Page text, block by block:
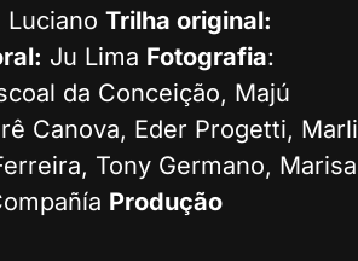
Luciano Trilha original:
Ju Lima Fotografia:
da Conceição, Majú
Canova, Eder Progetti, Marli
Tony Germano, Marisa
Produção